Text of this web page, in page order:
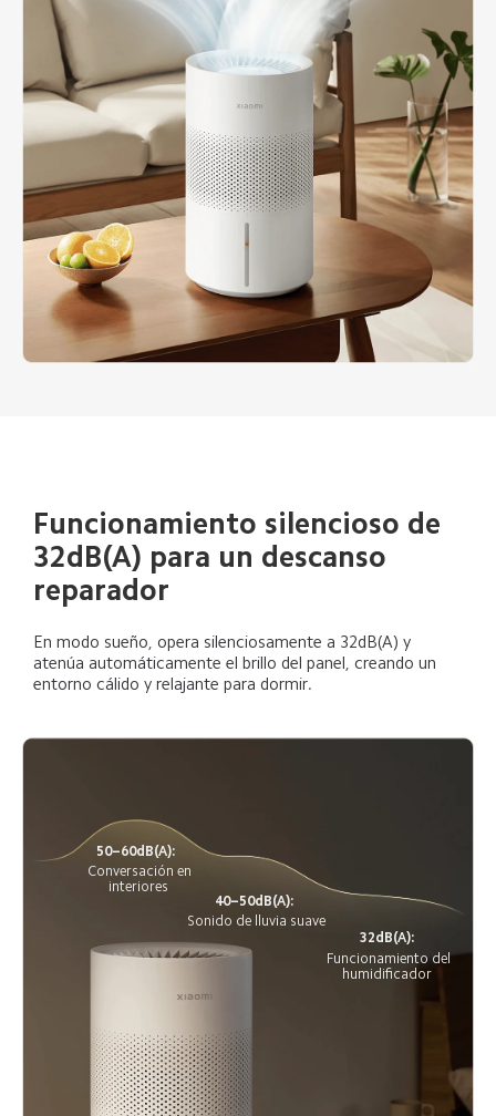
Funcionamiento silencioso de
32dB(A) para un descanso
reparador
En modo sueño, opera silenciosamente a 32dB(A) y
atenúa automáticamente el brillo del panel, creando un
entorno cálido y relajante para dormir.
50–60dB(A):
Conversación en
interiores
40–50dB(A):
Sonido de lluvia suave
32dB(A):
Funcionamiento del
humidificador